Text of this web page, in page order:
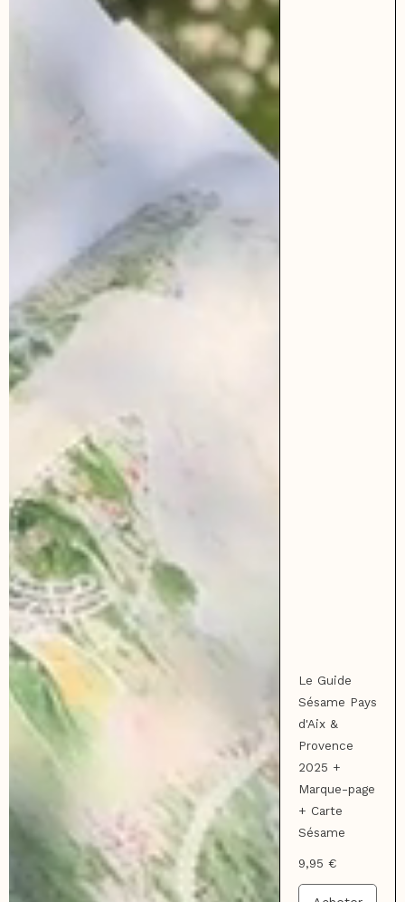
Le Guide
Sésame Pays
d'Aix &
Provence
2025 +
Marque-page
+ Carte
Sésame
9,95 €